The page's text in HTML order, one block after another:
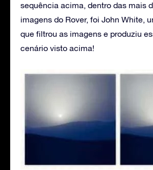
sequência acima, dentro das mais
imagens do Rover, foi John White,
que filtrou as imagens e produziu
cenário visto acima!